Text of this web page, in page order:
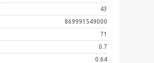
43
869991549000
71
0.7
0.64